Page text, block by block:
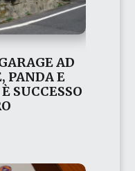
AD
PANDA E
SUCCESSO